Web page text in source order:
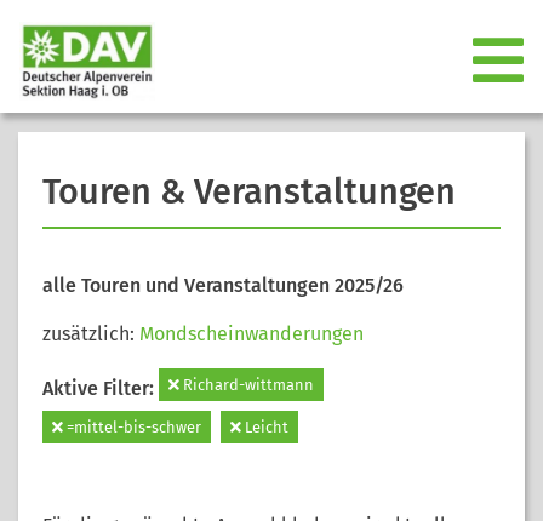
Touren & Veranstaltungen
alle Touren und Veranstaltungen 2025/26
zusätzlich: Mondscheinwanderungen
Aktive Filter: Richard-wittmann
=mittel-bis-schwer Leicht